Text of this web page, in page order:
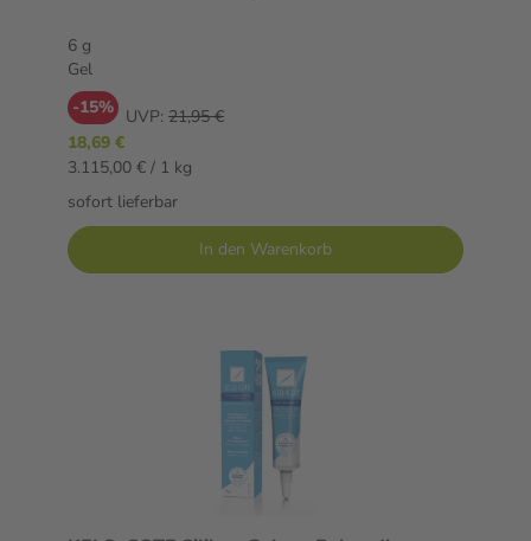
6 g
Gel
-15% UVP: 21,95 €
18,69 €
3.115,00 € / 1 kg
sofort lieferbar
In den Warenkorb